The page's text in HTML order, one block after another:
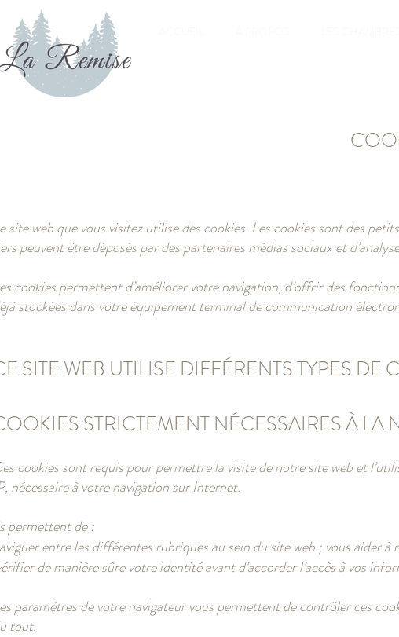
site web que vous visitez utilise des cookies. Les cookies sont des
peuvent être déposés par des partenaires médias sociaux et
cookies permettent d’améliorer votre navigation, d’offrir des
stockées dans votre équipement terminal de communication
SITE WEB UTILISE DIFFÉRENTS TYPES DE
STRICTEMENT NÉCESSAIRES À LA
cookies sont requis pour permettre la visite de notre site web et
nécessaire à votre navigation sur Internet.
permettent de :
entre les différentes rubriques au sein du site web ; vous aider
de manière sûre votre identité avant d’accorder l’accès à vos
paramètres de votre navigateur vous permettent de contrôler ces
tout.